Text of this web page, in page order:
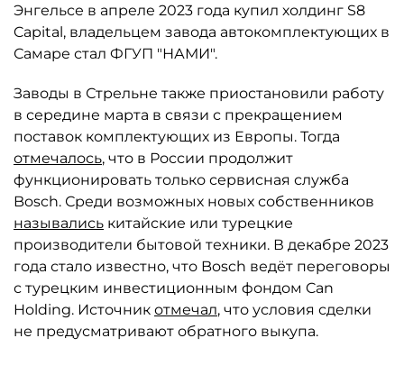
Энгельсе в апреле 2023 года купил холдинг S8
Capital, владельцем завода автокомплектующих в
Самаре стал ФГУП "НАМИ".
Заводы в Стрельне также приостановили работу
в середине марта в связи с прекращением
поставок комплектующих из Европы. Тогда
отмечалось, что в России продолжит
функционировать только сервисная служба
Bosch. Среди возможных новых собственников
назывались китайские или турецкие
производители бытовой техники. В декабре 2023
года стало известно, что Bosch ведёт переговоры
с турецким инвестиционным фондом Can
Holding. Источник отмечал, что условия сделки
не предусматривают обратного выкупа.